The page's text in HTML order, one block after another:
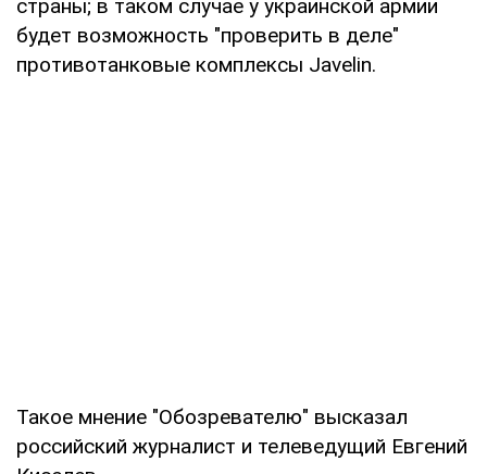
страны; в таком случае у украинской армии
будет возможность "проверить в деле"
противотанковые комплексы Javelin.
Такое мнение "Обозревателю" высказал
российский журналист и телеведущий Евгений